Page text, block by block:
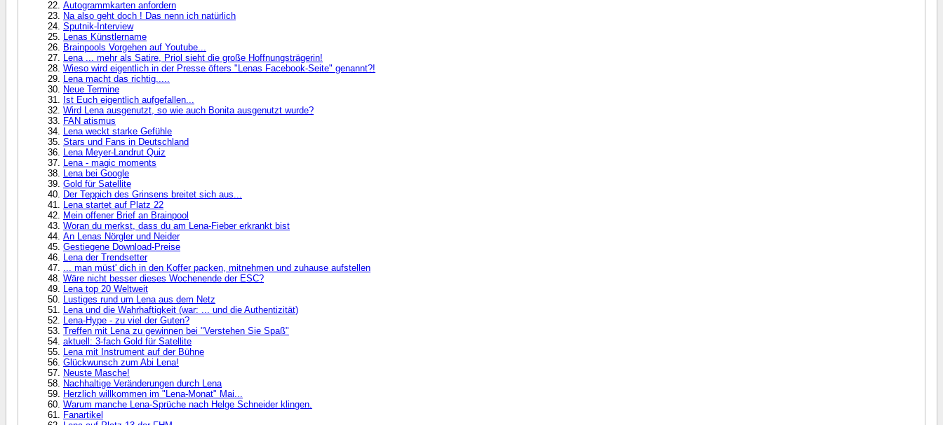
Autogrammkarten anfordern
Na also geht doch ! Das nenn ich natürlich
Sputnik-Interview
Lenas Künstlername
Brainpools Vorgehen auf Youtube...
Lena ... mehr als Satire, Priol sieht die große Hoffnungsträgerin!
Wieso wird eigentlich in der Presse öfters "Lenas Facebook-Seite" genannt?!
Lena macht das richtig.....
Neue Termine
Ist Euch eigentlich aufgefallen...
Wird Lena ausgenutzt, so wie auch Bonita ausgenutzt wurde?
FAN atismus
Lena weckt starke Gefühle
Stars und Fans in Deutschland
Lena Meyer-Landrut Quiz
Lena - magic moments
Lena bei Google
Gold für Satellite
Der Teppich des Grinsens breitet sich aus...
Lena startet auf Platz 22
Mein offener Brief an Brainpool
Woran du merkst, dass du am Lena-Fieber erkrankt bist
An Lenas Nörgler und Neider
Gestiegene Download-Preise
Lena der Trendsetter
... man müst' dich in den Koffer packen, mitnehmen und zuhause aufstellen
Wäre nicht besser dieses Wochenende der ESC?
Lena top 20 Weltweit
Lustiges rund um Lena aus dem Netz
Lena und die Wahrhaftigkeit (war: ... und die Authentizität)
Lena-Hype - zu viel der Guten?
Treffen mit Lena zu gewinnen bei "Verstehen Sie Spaß"
aktuell: 3-fach Gold für Satellite
Lena mit Instrument auf der Bühne
Glückwunsch zum Abi Lena!
Neuste Masche!
Nachhaltige Veränderungen durch Lena
Herzlich willkommen im "Lena-Monat" Mai...
Warum manche Lena-Sprüche nach Helge Schneider klingen.
Fanartikel